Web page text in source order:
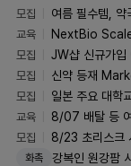
모집
여름 필수템,
교육
NextBio
모집
JW샵 신규가입
모집
신약 등재
모집
일본 주요 대학
교육
8/07 배탈 등
모집
8/23 초리스크
화촉 강복인 원강팜